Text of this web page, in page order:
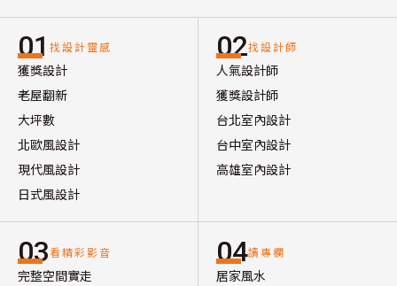
01 找設計靈感
獲獎設計
老屋翻新
大坪數
北歐風設計
現代風設計
日式風設計
02找設計師
人氣設計師
獲獎設計師
台北室內設計
台中室內設計
高雄室內設計
03看精彩影音
完整空間實走
04讀專欄
居家風水